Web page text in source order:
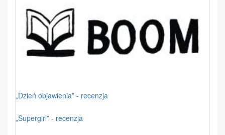
„Dzień objawienia” - recenzja
„Supergirl” - recenzja